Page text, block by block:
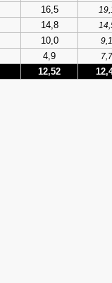
16,5
14,8
10,0
9,1
4,9 7,7
12,52